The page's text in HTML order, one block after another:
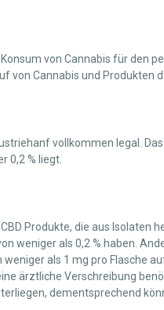
von Cannabis für den
von Cannabis und Produkten
vollkommen legal.
0,2 % liegt.
Produkte, die aus Isolaten
weniger als 0,2 % haben.
als 1 mg pro Flasche
ärztliche Verschreibung
dementsprechend